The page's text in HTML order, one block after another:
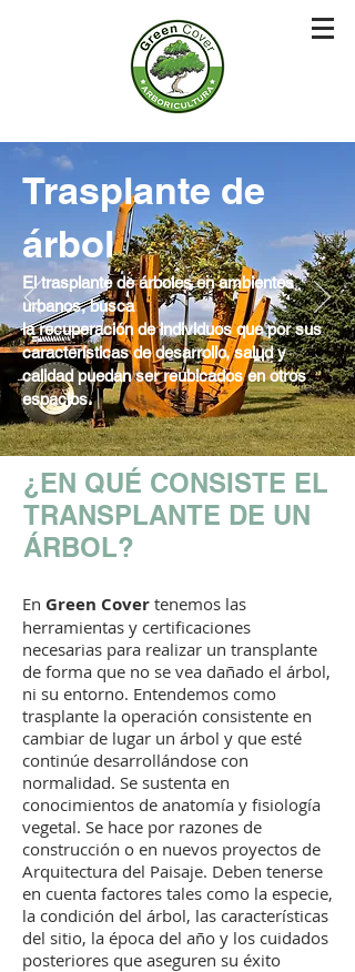
Trasplante de
árbol
El trasplante de árboles en ambientes
urbanos, busca
la recuperación de individuos que por sus
características de desarrollo, salud y
calidad puedan ser reubicados en otros
espacios.
¿EN QUÉ CONSISTE EL
TRANSPLANTE DE UN
ÁRBOL?
En Green Cover tenemos las
herramientas y certificaciones
necesarias para realizar un transplante
de forma que no se vea dañado el árbol,
ni su entorno. Entendemos como
trasplante la operación consistente en
cambiar de lugar un árbol y que esté
continúe desarrollándose con
normalidad. Se sustenta en
conocimientos de anatomía y fisiología
vegetal. Se hace por razones de
construcción o en nuevos proyectos de
Arquitectura del Paisaje. Deben tenerse
en cuenta factores tales como la especie,
la condición del árbol, las características
del sitio, la época del año y los cuidados
posteriores que aseguren su éxito